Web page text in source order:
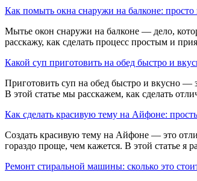
Как помыть окна снаружи на балконе:
Мытье окон снаружи на балконе — дело,
расскажу, как сделать процесс простым и
Какой суп приготовить на обед быстро и
Приготовить суп на обед быстро и вкусно —
В этой статье мы расскажем, как сделать
Как сделать красивую тему на Айфоне:
Создать красивую тему на Айфоне — это
гораздо проще, чем кажется. В этой статье
Ремонт стиральной машины: сколько это